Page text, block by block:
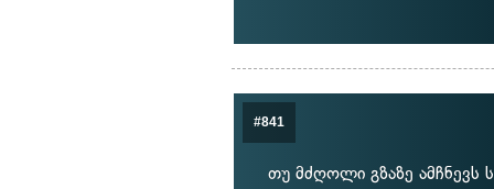
#841
თუ მძღოლი გზაზე